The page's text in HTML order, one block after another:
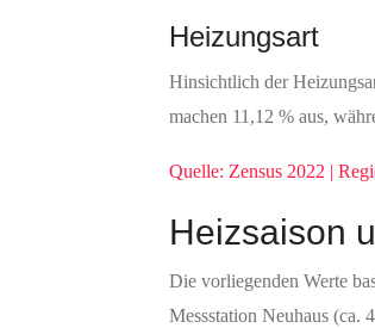
Heizungsart
Hinsichtlich der
machen 11,12 % aus,
Quelle: Zensus 2022 |
Heizsaison
Die vorliegenden Werte
Messstation Neuhaus (ca.